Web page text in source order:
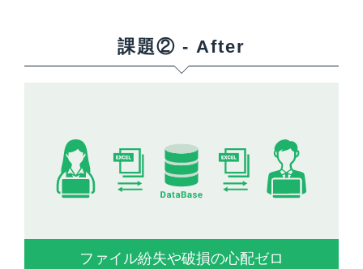
課題② - After
ファイル紛失や破損の心配ゼロ